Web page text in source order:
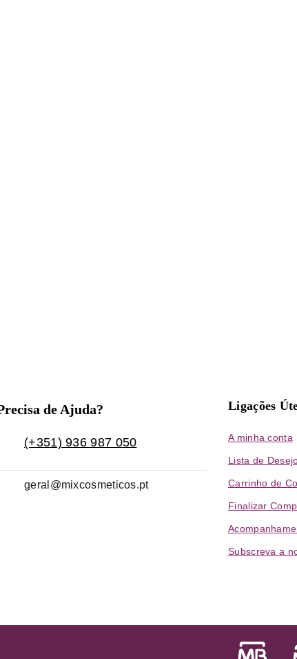
de Ajuda?
(+351) 936 987 050
geral@mixcosmeticos.pt
Ligações
A minha conta
Lista de
Carrinho de
Finalizar
Subscreva a